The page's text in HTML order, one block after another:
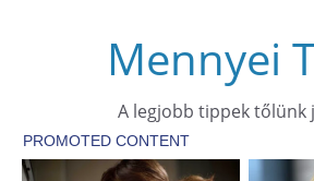
Mennyei
A legjobb tippek tőlünk